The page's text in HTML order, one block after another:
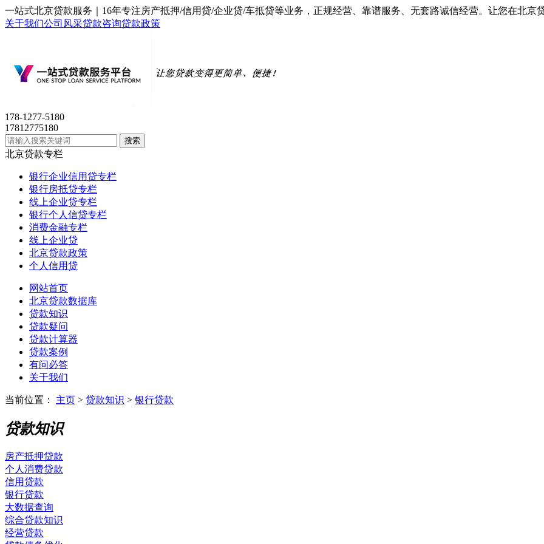
一站式北京贷款服务｜16年专注房产抵押/信用贷/企业贷/车抵贷等业务，正规经营、靠谱服务、无套路诚信经营。让您在北京
关于我们公司风采贷款咨询贷款政策
178-1277-5180
17812775180
北京贷款专栏
银行企业信用贷专栏
银行房抵贷专栏
线上企业贷专栏
银行个人信贷专栏
消费金融专栏
线上企业贷
北京贷款政策
个人信用贷
网站首页
北京贷款数据库
贷款知识
贷款疑问
贷款计算器
贷款案例
有问必答
关于我们
当前位置： 主页 > 贷款知识 > 银行贷款
贷款知识
房产抵押贷款
个人消费贷款
信用贷款
银行贷款
大数据查询
综合贷款知识
经营贷款